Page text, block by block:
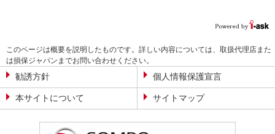
このページは概要を説明したものです。詳しい内容については、取扱代理店また
は損保ジャパンまでお問い合わせください。
勧誘方針 個人情報保護宣言
本サイトについて サイトマップ